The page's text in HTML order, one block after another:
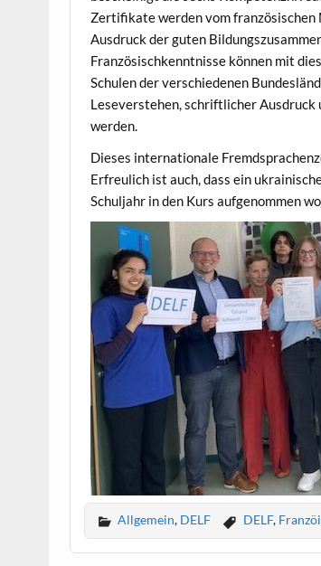
Zertifikate werden vom französischen
Ausdruck der guten
Französischkenntnisse können mit
Schulen der verschiedenen
Leseverstehen, schriftlicher Ausdruck
werden.
Dieses internationale
Erfreulich ist auch, dass ein
Schuljahr in den Kurs aufgenommen
Allgemein, DELF DELF,